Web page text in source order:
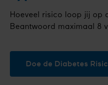
Hoeveel risico loop jij op
Beantwoord maximaal 8
Doe de Diabetes